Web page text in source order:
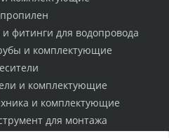
фитинги для водопровода
и комплектующие
и комплектующие
и комплектующие
для монтажа